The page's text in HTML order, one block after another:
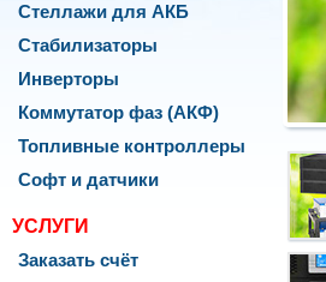
Стеллажи для АКБ
Стабилизаторы
Инверторы
Коммутатор фаз (АКФ)
Топливные контроллеры
Софт и датчики
УСЛУГИ
Заказать счёт